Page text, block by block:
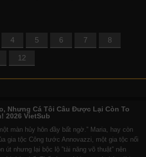
4 5 6 7 8
12
Nhưng Cá Tôi Câu Được Lại Còn To
2026 VietSub
màn hủy hôn đầy bất ngờ.‟ Maria, hay còn
gia tộc Công tước Annovazzi, một gia tộc nổi
út nhưng lại bộc lộ ‟tài năng võ thuật‟ nên